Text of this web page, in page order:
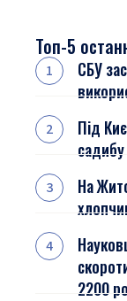
Топ-5
СБУ
Під
На
2200